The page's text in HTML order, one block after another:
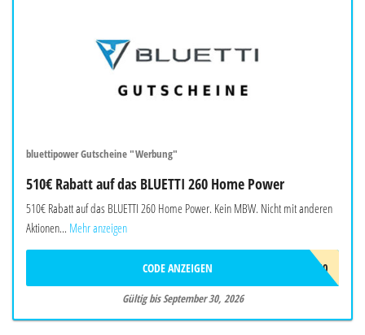
bluettipower Gutscheine "Werbung"
510€ Rabatt auf das BLUETTI 260 Home Power
510€ Rabatt auf das BLUETTI 260 Home Power. Kein MBW. Nicht mit anderen
Aktionen... Mehr anzeigen
BALAFF510
CODE ANZEIGEN
Gültig bis September 30, 2026